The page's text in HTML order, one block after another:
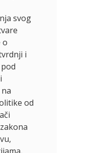
svog
o
i
od